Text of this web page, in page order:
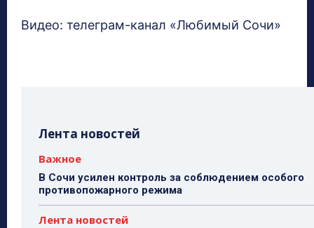
Видео: телеграм-канал «Любимый Сочи»
Лента новостей
Важное
В Сочи усилен контроль за соблюдением особого
противопожарного режима
Лента новостей